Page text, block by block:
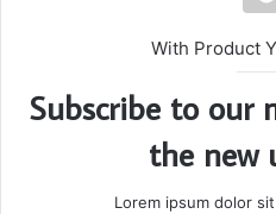
With Product
Subscribe to our
the new
Lorem ipsum dolor